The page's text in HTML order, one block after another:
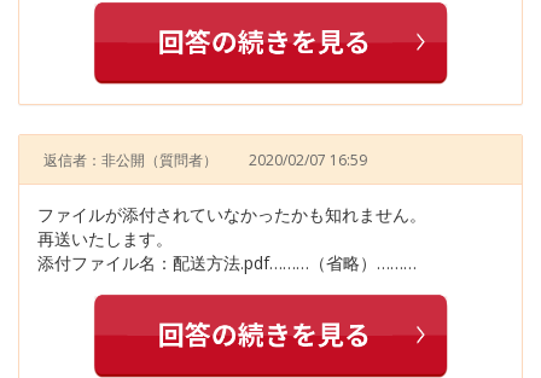
返信者：非公開 （質問者） 2020/02/07 16:59
ファイルが添付されていなかったかも知れません。
再送いたします。
添付ファイル名：配送方法.pdf………（省略）………